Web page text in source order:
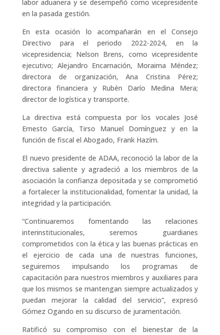
labor aduanera y se desempeñó como vicepresidente
en la pasada gestión.
En esta ocasión lo acompañarán en el Consejo
Directivo para el periodo 2022-2024, en la
vicepresidencia; Nelson Brens, como vicepresidente
ejecutivo; Alejandro Encarnación, Moraima Méndez;
directora de organización, Ana Cristina Pérez;
directora financiera y Rubén Darío Medina Mera;
director de logística y transporte.
La directiva está compuesta por los vocales José
Ernesto García, Tirso Manuel Domínguez y en la
función de fiscal el Abogado, Frank Hazím.
El nuevo presidente de ADAA, reconoció la labor de la
directiva saliente y agradeció a los miembros de la
asociación la confianza depositada y se comprometió
a fortalecer la institucionalidad, fomentar la unidad, la
integridad y la participación.
“Continuaremos fomentando las relaciones
interinstitucionales, seremos guardianes
comprometidos con la ética y las buenas prácticas en
el ejercicio de cada una de nuestras funciones,
seguiremos impulsando los programas de
capacitación para nuestros miembros y auxiliares para
que los mismos se mantengan siempre actualizados y
puedan mejorar la calidad del servicio”, expresó
Gómez Ogando en su discurso de juramentación.
Ratificó su compromiso con el bienestar de la